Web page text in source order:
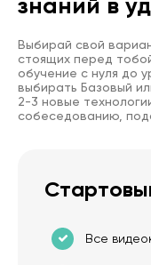
Выбирай свой
стоящих перед
обучение с нуля до
выбирать Базовый
2-3 новые
собеседованию,
Все